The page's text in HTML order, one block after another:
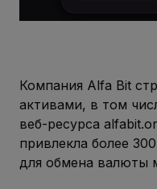
Компания Alfa Bit
активами, в том
веб-ресурса
привлекла более
для обмена валюты